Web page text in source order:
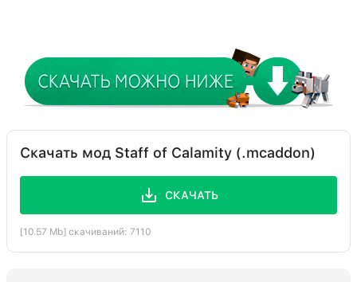
Скачать мод Staff of Calamity (.mcaddon)
СКАЧАТЬ
[10.57 Mb] скачиваний: 7110